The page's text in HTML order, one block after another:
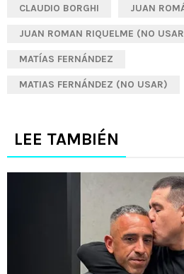
CLAUDIO BORGHI JUAN
JUAN ROMAN RIQUELME (NO
MATÍAS FERNÁNDEZ
MATIAS FERNÁNDEZ (NO USAR)
LEE TAMBIÉN